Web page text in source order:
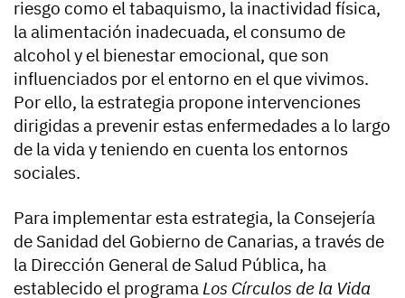
riesgo como el tabaquismo, la inactividad física,
la alimentación inadecuada, el consumo de
alcohol y el bienestar emocional, que son
influenciados por el entorno en el que vivimos.
Por ello, la estrategia propone intervenciones
dirigidas a prevenir estas enfermedades a lo largo
de la vida y teniendo en cuenta los entornos
sociales.
Para implementar esta estrategia, la Consejería
de Sanidad del Gobierno de Canarias, a través de
la Dirección General de Salud Pública, ha
establecido el programaLos Círculos de la Vida